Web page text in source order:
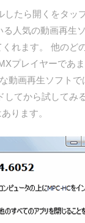
たら開くをタッ
人気の動画再生
れます。 他の
プレイヤーであ
動画再生ソフト
てから試してみ
ります。